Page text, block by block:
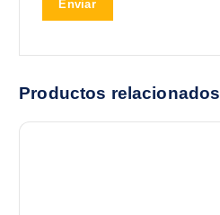
Productos relacionados